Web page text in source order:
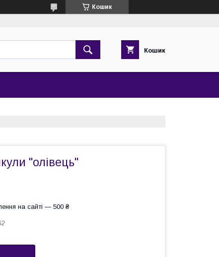
Кошик
Кошик
"олівець"
на сайті — 500 ₴